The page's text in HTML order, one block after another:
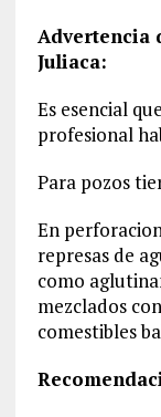
Advertencia
Juliaca:
Es esencial
profesional
Para pozos
En
represas de
como
mezclados
comestibles